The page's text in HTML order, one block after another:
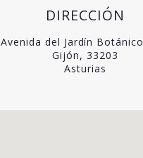
DIRECCIÓN
Avenida del Jardín
Gijón, 33203
Asturias